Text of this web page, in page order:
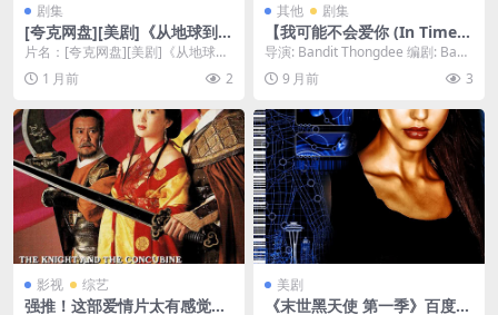
剧集
[夸克网盘][美剧]《从地球到月
球》（1998）剧情 / 动作 / 惊
悚 / 历史 豆瓣8.8
片名：[夸克网盘][美剧]《从地球到
月球》（1998）剧情 / 动作 / 惊
悚 ...1 月前 2
其他 剧集
【我可能不会爱你 (In Time
with You) – 2020 – 爱情/剧
情 – 百度网盘免费下载】❤️泰
国翻拍版，探讨“最好的朋友”
相识多年的男女主角，打赌看
谁先结婚，却在过程中逐渐发
现彼此真实心意的故事。❤️｜
[TH]
导演: Bandit Thongdee 编剧: Band
it Thongdee ...
9 月前 3
影视 综艺
强推！这部爱情片太有感觉
美剧
《末世黑天使 第一季》百度云